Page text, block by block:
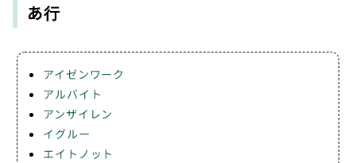
あ行
アイゼンワーク
アルバイト
アンザイレン
イグルー
エイトノット